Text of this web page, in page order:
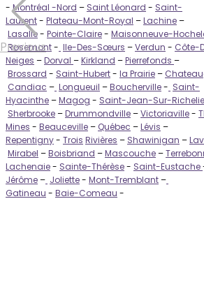
Previous
-Montréal -Nord – Saint Léonard - Saint-
Laurent- Plateau-Mont-Royal –Lachine –
Lasalle- Pointe-Claire- Maisonneuve-
Rosemont- Ile-Des-Sœurs –Verdun - Côte-
Neiges –Dorval –Kirkland –Pierrefonds –
Brossard - Saint-Hubert- la Prairie –
Candiac – Longueuil –Boucherville- Saint-
Hyacinthe –Magog - Saint-Jean-Sur-
Sherbrooke –Drummondville –Victoriaville-
Mines - Beauceville – Québec –Lévis –
Repentigny- Trois Rivières – Shawinigan –
Mirabel –Boisbriand –Mascouche –
Lachenaie- Sainte-Thérèse- Saint-Eustache
Jérôme – Joliette- Mont-Tremblant –
Gatineau - Baie-Comeau -